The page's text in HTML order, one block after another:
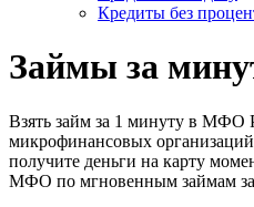
Кредиты без
Займы за
Взять займ за 1 минуту в МФО
микрофинансовых
получите деньги на карту
МФО по мгновенным займам за